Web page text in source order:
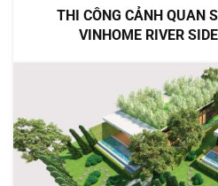
THI CÔNG CẢNH QUAN
VINHOME RIVER